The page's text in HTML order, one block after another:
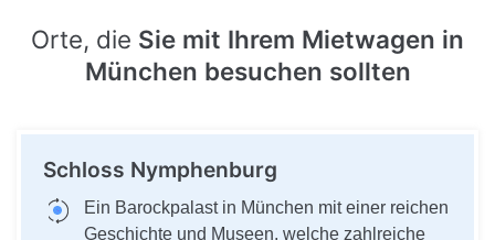
Orte, die Sie mit Ihrem Mietwagen in
München besuchen sollten
Schloss Nymphenburg
Ein Barockpalast in München mit einer reichen
Geschichte und Museen, welche zahlreiche